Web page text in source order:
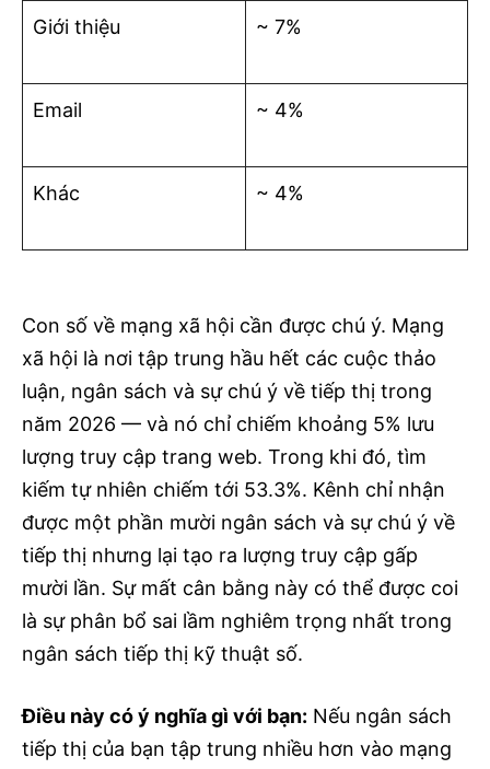
Giới thiệu ~ 7%
Email ~ 4%
Khác ~ 4%
Con số về mạng xã hội cần được chú ý. Mạng
xã hội là nơi tập trung hầu hết các cuộc thảo
luận, ngân sách và sự chú ý về tiếp thị trong
năm 2026 — và nó chỉ chiếm khoảng 5% lưu
lượng truy cập trang web. Trong khi đó, tìm
kiếm tự nhiên chiếm tới 53.3%. Kênh chỉ nhận
được một phần mười ngân sách và sự chú ý về
tiếp thị nhưng lại tạo ra lượng truy cập gấp
mười lần. Sự mất cân bằng này có thể được coi
là sự phân bổ sai lầm nghiêm trọng nhất trong
ngân sách tiếp thị kỹ thuật số.
Điều này có ý nghĩa gì với bạn: Nếu ngân sách
tiếp thị của bạn tập trung nhiều hơn vào mạng